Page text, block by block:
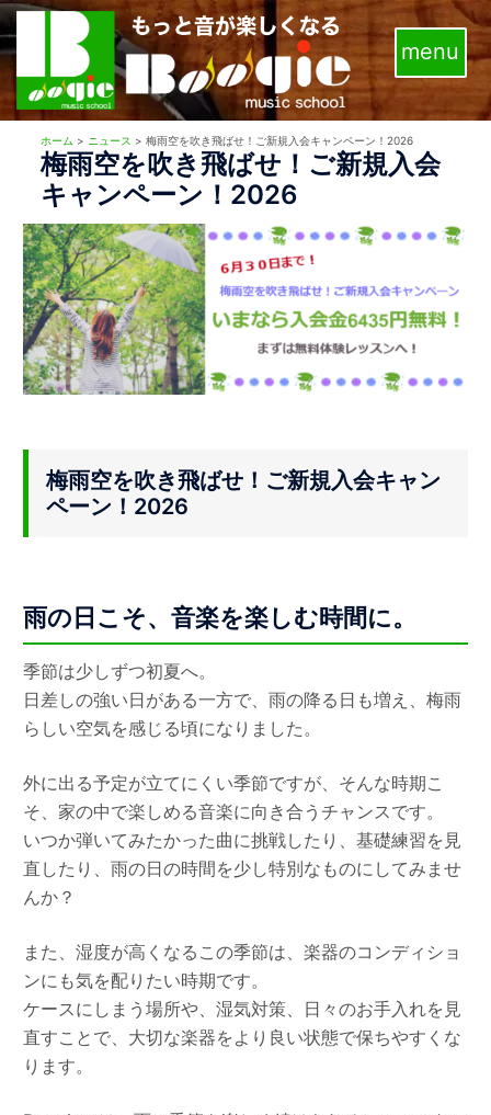
コ
ン
テ
ツ
ホーム > ニュース >梅雨空を吹き飛ばせ！ご新規入会キャンペーン！2026
梅雨空を吹き飛ばせ！ご新規入会
キャンペーン！2026
梅雨空を吹き飛ばせ！ご新規入会キャン
ペーン！2026
雨の日こそ、音楽を楽しむ時間に。
季節は少しずつ初夏へ。
日差しの強い日がある一方で、雨の降る日も増え、梅雨
らしい空気を感じる頃になりました。
外に出る予定が立てにくい季節ですが、そんな時期こ
そ、家の中で楽しめる音楽に向き合うチャンスです。
いつか弾いてみたかった曲に挑戦したり、基礎練習を見
直したり、雨の日の時間を少し特別なものにしてみませ
んか？
また、湿度が高くなるこの季節は、楽器のコンディショ
ンにも気を配りたい時期です。
ケースにしまう場所や、湿気対策、日々のお手入れを見
直すことで、大切な楽器をより良い状態で保ちやすくな
ります。